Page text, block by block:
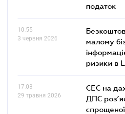
податок
10.55
3 червня 2026
малому
ризики в
17.03
29 травня 2026
СЕС на
ДПС